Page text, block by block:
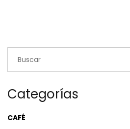
Categorías
CAFÉ